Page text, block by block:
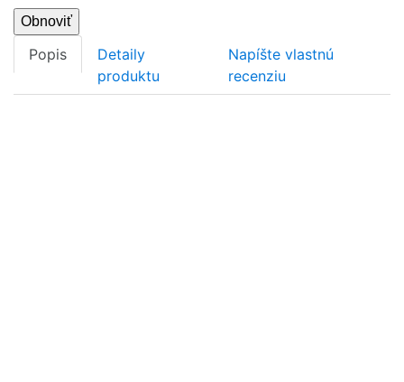
Popis
Detaily
produktu
Napíšte vlastnú
recenziu